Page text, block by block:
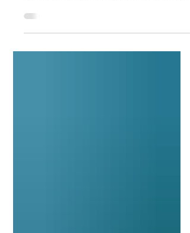
O ClickHouse se destaca como uma
ambientes...